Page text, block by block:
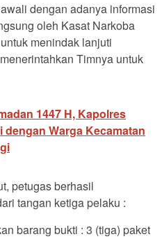
dengan adanya informasi
oleh Kasat Narkoba
menindak lanjuti
Timnya untuk
1447 H, Kapolres
Warga Kecamatan
petugas berhasil
tangan ketiga pelaku :
barang bukti : 3 (tiga) paket